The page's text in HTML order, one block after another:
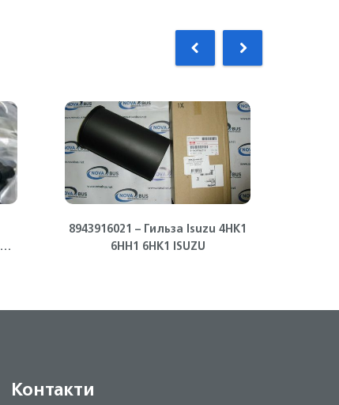
8943916021 – Гильза Isuzu 4HK1
6HH1 6HK1 ISUZU
Контакти